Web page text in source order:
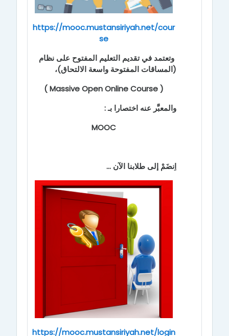
https://mooc.mustansiriyah.net/cour
se
وتعتمد في تقديم التعليم المفتوح على نظام
(المساقات المفتوحة واسعة الالتحاق)،
( Massive Open Online Course )
والمعبَّر عنه اختصارا بـ :
MOOC
اِنضَمْ إلى طلابنا الآن ...
https://mooc.mustansiriyah.net/login